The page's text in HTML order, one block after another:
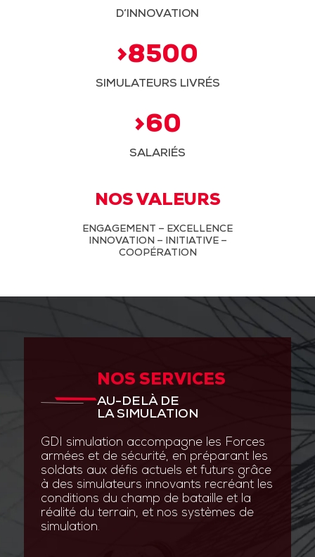
D’INNOVATION
>8500
SIMULATEURS LIVRÉS
>60
SALARIÉS
NOS VALEURS
ENGAGEMENT – EXCELLENCE
INNOVATION – INITIATIVE –
COOPÉRATION
NOS SERVICES
AU-DELÀ DE
LA SIMULATION
GDI simulation accompagne les Forces
armées et de sécurité, en préparant les
soldats aux défis actuels et futurs grâce
à des simulateurs innovants recréant les
conditions du champ de bataille et la
réalité du terrain, et nos systèmes de
simulation.